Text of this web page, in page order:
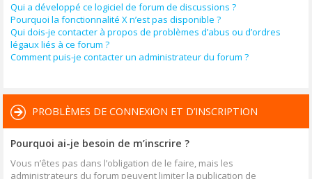
Qui a développé ce logiciel de forum de discussions ?
Pourquoi la fonctionnalité X n’est pas disponible ?
Qui dois-je contacter à propos de problèmes d’abus ou d’ordres
légaux liés à ce forum ?
Comment puis-je contacter un administrateur du forum ?
PROBLÈMES DE CONNEXION ET D’INSCRIPTION
Pourquoi ai-je besoin de m’inscrire ?
Vous n’êtes pas dans l’obligation de le faire, mais les
administrateurs du forum peuvent limiter la publication de